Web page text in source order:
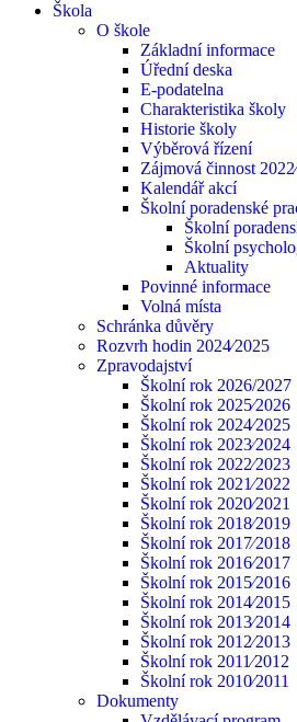
Škola
O škole
Základní informace
Úřední deska
E-podatelna
Charakteristika školy
Historie školy
Výběrová řízení
Zájmová činnost
Kalendář akcí
Školní poradenské
Školní
Školní
Aktuality
Povinné informace
Volná místa
Schránka důvěry
Rozvrh hodin 2024⁄2025
Zpravodajství
Školní rok 2026/2027
Školní rok 2025⁄2026
Školní rok 2024⁄2025
Školní rok 2023⁄2024
Školní rok 2022⁄2023
Školní rok 2021⁄2022
Školní rok 2020⁄2021
Školní rok 2018⁄2019
Školní rok 2017⁄2018
Školní rok 2016⁄2017
Školní rok 2015⁄2016
Školní rok 2014⁄2015
Školní rok 2013⁄2014
Školní rok 2012⁄2013
Školní rok 2011⁄2012
Školní rok 2010⁄2011
Dokumenty